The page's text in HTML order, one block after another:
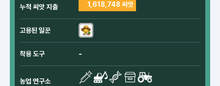
누적 씨앗 지출 1,618,748 씨앗
고용된 일꾼
착용 도구 -
농업 연구소